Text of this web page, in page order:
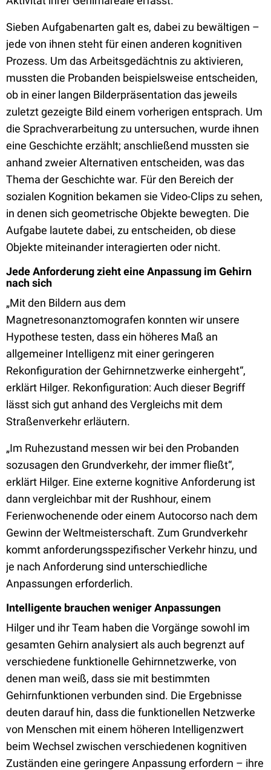
Sieben Aufgabenarten galt es, dabei zu bewältigen –
jede von ihnen steht für einen anderen kognitiven
Prozess. Um das Arbeitsgedächtnis zu aktivieren,
mussten die Probanden beispielsweise entscheiden,
ob in einer langen Bilderpräsentation das jeweils
zuletzt gezeigte Bild einem vorherigen entsprach. Um
die Sprachverarbeitung zu untersuchen, wurde ihnen
eine Geschichte erzählt; anschließend mussten sie
anhand zweier Alternativen entscheiden, was das
Thema der Geschichte war. Für den Bereich der
sozialen Kognition bekamen sie Video-Clips zu sehen,
in denen sich geometrische Objekte bewegten. Die
Aufgabe lautete dabei, zu entscheiden, ob diese
Objekte miteinander interagierten oder nicht.
Jede Anforderung zieht eine Anpassung im Gehirn
nach sich
„Mit den Bildern aus dem
Magnetresonanztomografen konnten wir unsere
Hypothese testen, dass ein höheres Maß an
allgemeiner Intelligenz mit einer geringeren
Rekonfiguration der Gehirnnetzwerke einhergeht“,
erklärt Hilger. Rekonfiguration: Auch dieser Begriff
lässt sich gut anhand des Vergleichs mit dem
Straßenverkehr erläutern.
„Im Ruhezustand messen wir bei den Probanden
sozusagen den Grundverkehr, der immer fließt“,
erklärt Hilger. Eine externe kognitive Anforderung ist
dann vergleichbar mit der Rushhour, einem
Ferienwochenende oder einem Autocorso nach dem
Gewinn der Weltmeisterschaft. Zum Grundverkehr
kommt anforderungsspezifischer Verkehr hinzu, und
je nach Anforderung sind unterschiedliche
Anpassungen erforderlich.
Intelligente brauchen weniger Anpassungen
Hilger und ihr Team haben die Vorgänge sowohl im
gesamten Gehirn analysiert als auch begrenzt auf
verschiedene funktionelle Gehirnnetzwerke, von
denen man weiß, dass sie mit bestimmten
Gehirnfunktionen verbunden sind. Die Ergebnisse
deuten darauf hin, dass die funktionellen Netzwerke
von Menschen mit einem höheren Intelligenzwert
beim Wechsel zwischen verschiedenen kognitiven
Zuständen eine geringere Anpassung erfordern – ihre